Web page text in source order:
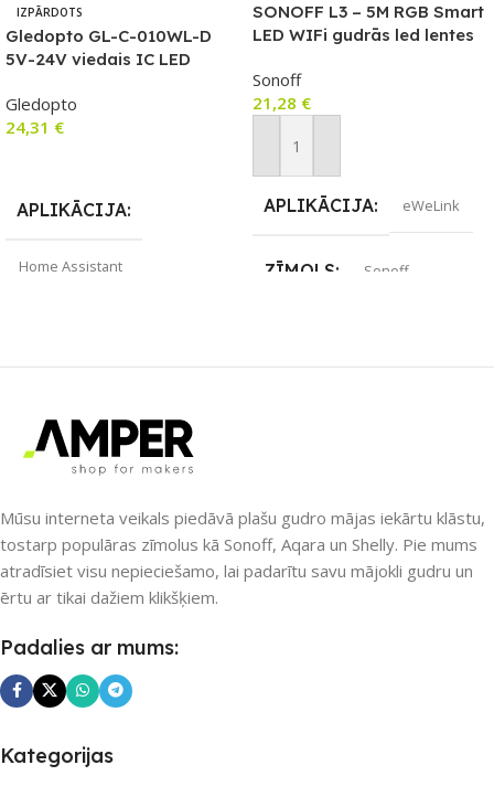
IZPĀRDOTS
Gledopto GL-C-010WL-D
5V-24V viedais IC LED
platformu) ar mikrofonu un
DIY programmaparatūras
Gledopto
24,31 €
APLIKĀCIJA
Home Assistant
PIEEJAMS UZREIZ
Nē
UZREIZ PIEEJAMAIS
SKAITS
SONOFF L3 – 5M RGB Smart
LED WIFi gudrās led lentes
Sonoff
21,28 €
Pievienot Grozam
APLIKĀCIJA eWeLink
ZĪMOLS Sonoff
UZREIZ PIEEJAMAIS
SKAITS
Mūsu interneta veikals piedāvā plašu gudro mājas iekārtu klāstu,
tostarp populāras zīmolus kā Sonoff, Aqara un Shelly. Pie mums
atradīsiet visu nepieciešamo, lai padarītu savu mājokli gudru un
ērtu ar tikai dažiem klikšķiem.
Padalies ar mums:
Kategorijas